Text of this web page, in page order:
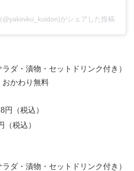
がシェアした投稿
ラダ・漬物・セットドリンク付き）
かわり無料
円（税込）
（税込）
ラダ・漬物・セットドリンク付き）